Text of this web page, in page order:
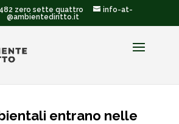
zero sette quattro
info-at-
@ambientediritto.it
entrano nelle